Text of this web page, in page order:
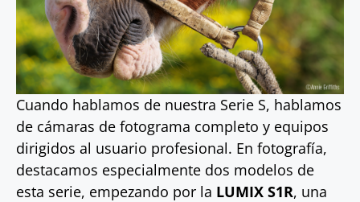
Cuando hablamos de nuestra Serie S, hablamos
de cámaras de fotograma completo y equipos
dirigidos al usuario profesional. En fotografía,
destacamos especialmente dos modelos de
esta serie, empezando por la LUMIX S1R, una